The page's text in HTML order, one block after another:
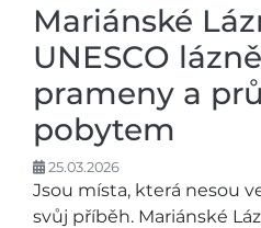
Mariánské
UNESCO
prameny a
pobytem
25.03.2026
Jsou místa, která nesou
svůj příběh. Mariánské